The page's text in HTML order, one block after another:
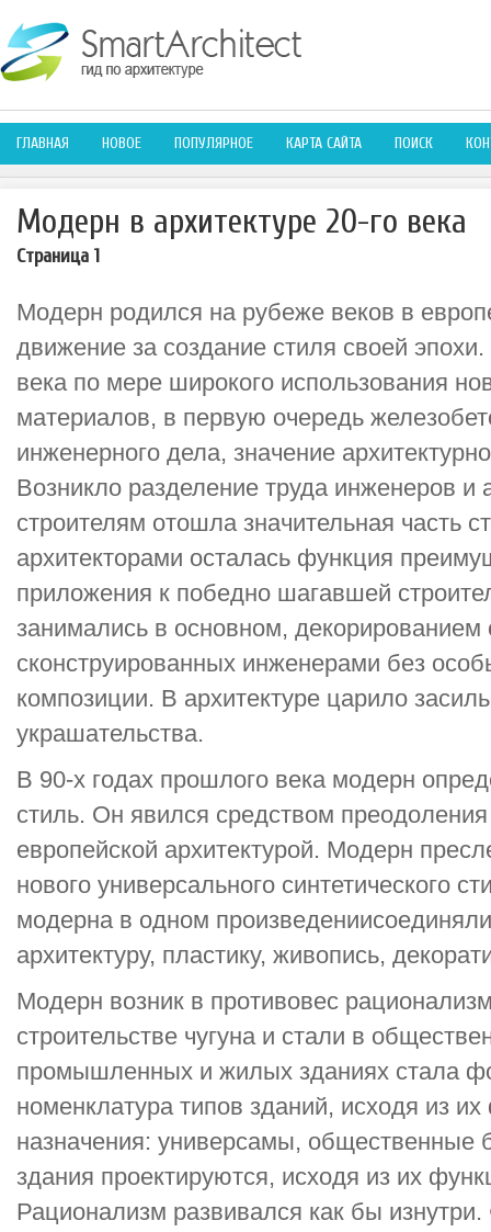
ГЛАВНАЯ НОВОЕ ПОПУЛЯРНОЕ КАРТА САЙТА ПОИСК
Модерн в архитектуре 20-го века
Страница 1
Модерн родился на рубеже веков в
движение за создание стиля своей
века по мере широкого использования
материалов, в первую очередь
инженерного дела, значение
Возникло разделение труда инженеров и
строителям отошла значительная часть
архитекторами осталась функция
приложения к победно шагавшей
занимались в основном, декорированием
сконструированных инженерами без
композиции. В архитектуре царило
украшательства.
В 90-х годах прошлого века модерн
стиль. Он явился средством
европейской архитектурой. Модерн
нового универсального синтетического
модерна в одном
архитектуру, пластику, живопись,
Модерн возник в противовес
строительстве чугуна и стали в
промышленных и жилых зданиях стала
номенклатура типов зданий, исходя из
назначения: универсамы, общественные
здания проектируются, исходя из их
Рационализм развивался как бы